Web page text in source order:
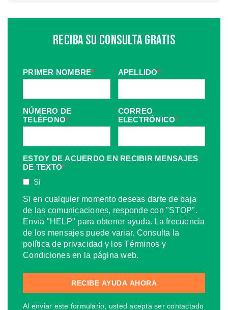
Reciba Su Consulta Gratis
PRIMER NOMBRE* APELLIDO*
NÚMERO DE
TELÉFONO*
CORREO
ELECTRÓNICO*
ESTOY DE ACUERDO EN RECIBIR MENSAJES
DE TEXTO*
Si
Si en cualquier momento deseas darte de baja
de las comunicaciones, responde con "STOP".
Envía "HELP" para obtener ayuda. La frecuencia
de los mensajes puede variar. Consulta la
política de privacidad y los Términos y
Condiciones en la página web.
Al enviar este formulario, usted acepta ser contactado